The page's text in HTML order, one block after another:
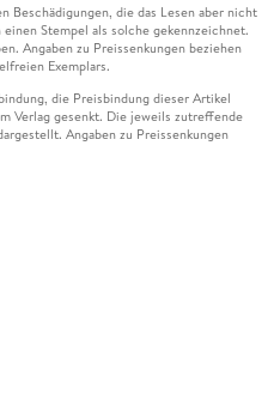
Beschädigungen, die das Lesen aber nicht
Stempel als solche gekennzeichnet.
Angaben zu Preissenkungen beziehen
Exemplars.
die Preisbindung dieser Artikel
Verlag gesenkt. Die jeweils zutreffende
Angaben zu Preissenkungen